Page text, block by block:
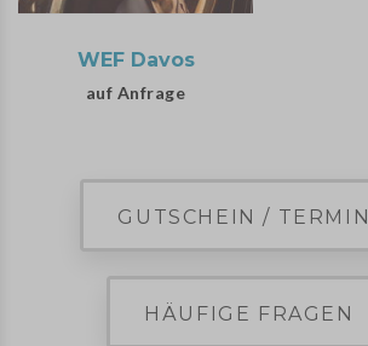
WEF Davos
auf Anfrage
GUTSCHEIN / TERMIN
HÄUFIGE FRAGEN